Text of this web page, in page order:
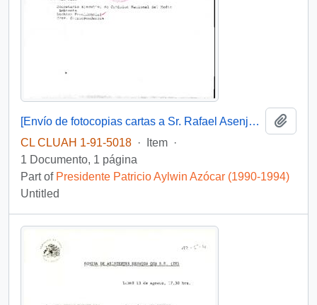
[Envío de fotocopias cartas a Sr. Rafael Asenjo Zegers Secretario Ejecutivo de comisión Nacional del Medio Ambiente]
CL CLUAH 1-91-5018 · Item ·
1 Documento, 1 página
Part of Presidente Patricio Aylwin Azócar (1990-1994)
Untitled